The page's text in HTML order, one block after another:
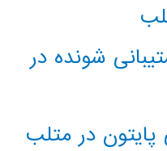
شونده در
پایتون در متلب